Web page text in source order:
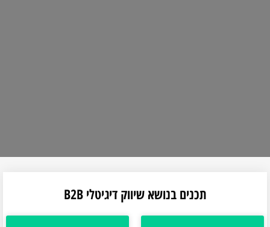
תכנים בנושא שיווק דיגיטלי B2B